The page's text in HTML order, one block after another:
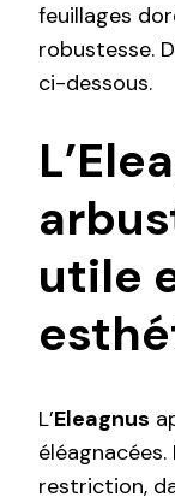
feuillages
robustesse.
ci-dessous.
utile
L’Eleagnus
restriction,